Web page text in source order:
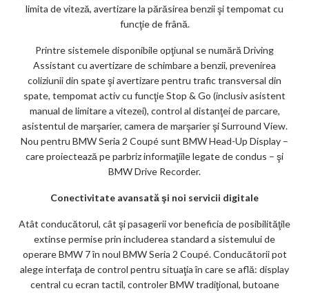
limita de viteză, avertizare la părăsirea benzii şi tempomat cu
funcţie de frână.
Printre sistemele disponibile opţiunal se numără Driving
Assistant cu avertizare de schimbare a benzii, prevenirea
coliziunii din spate şi avertizare pentru trafic transversal din
spate, tempomat activ cu funcţie Stop & Go (inclusiv asistent
manual de limitare a vitezei), control al distanţei de parcare,
asistentul de marşarier, camera de marşarier şi Surround View.
Nou pentru BMW Seria 2 Coupé sunt BMW Head-Up Display –
care proiectează pe parbriz informaţiile legate de condus – şi
BMW Drive Recorder.
Conectivitate avansată şi noi servicii digitale
Atât conducătorul, cât şi pasagerii vor beneficia de posibilităţile
extinse permise prin includerea standard a sistemului de
operare BMW 7 în noul BMW Seria 2 Coupé. Conducătorii pot
alege interfaţa de control pentru situaţia în care se află: display
central cu ecran tactil, controler BMW tradiţional, butoane